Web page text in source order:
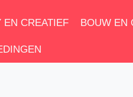
EN CREATIEF BOUW EN